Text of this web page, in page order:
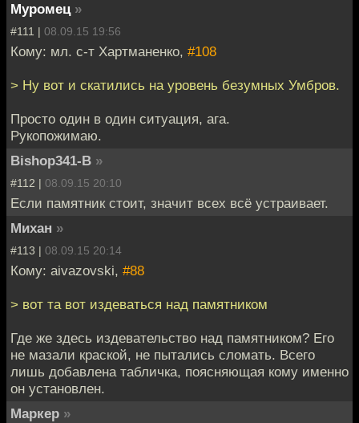
Муромец »
#111 | 08.09.15 19:56
Кому: мл. с-т Хартманенко, #108
> Ну вот и скатились на уровень безумных Умбров.
Просто один в один ситуация, ага.
Рукопожимаю.
Bishop341-B »
#112 | 08.09.15 20:10
Если памятник стоит, значит всех всё устраивает.
Михан »
#113 | 08.09.15 20:14
Кому: aivazovski, #88
> вот та вот издеваться над памятником
Где же здесь издевательство над памятником? Его
не мазали краской, не пытались сломать. Всего
лишь добавлена табличка, поясняющая кому именно
он установлен.
Маркер »